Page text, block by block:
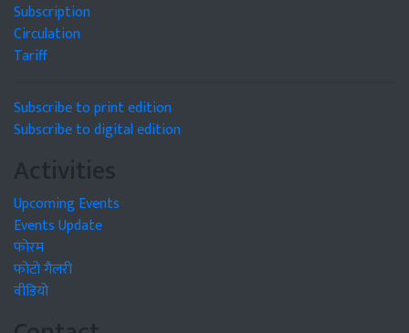
Subscription
Circulation
Tariff
Subscribe to print edition
Subscribe to digital edition
Activities
Upcoming Events
Events Update
फोरम
फोटो गैलरी
वीडियो